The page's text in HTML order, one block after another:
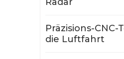
Präzisions-CNC-
die Luftfahrt